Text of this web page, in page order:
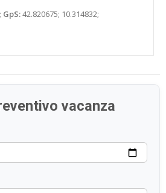
GpS:42.820675; 10.314832;
vacanza